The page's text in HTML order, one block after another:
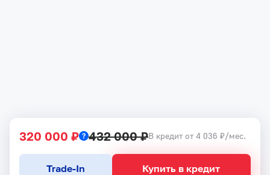
320 000 ₽ 432 000 ₽В кредит от 4 036 ₽/мес.
Купить в кредит
Trade-In